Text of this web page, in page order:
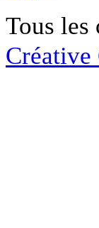
Tous les